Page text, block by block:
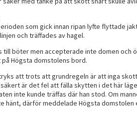
som gick innan ripan lyfte flyttade
och träffades av hagel.
till böter men accepterade inte domen och
på Högsta domstolens bord.
att trots att grundregeln är att inga
är det fel att fälla skytten i det här
inte kunde träffas där han stod. Om
hänt, därför meddelade Högsta domstolen